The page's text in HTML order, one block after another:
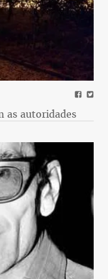
as autoridades